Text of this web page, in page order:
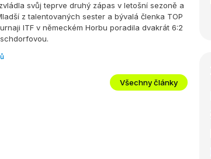
svůj teprve druhý zápas v letošní sezoně a
z talentovaných sester a bývalá členka TOP
ITF v německém Horbu poradila dvakrát 6:2
Všechny články